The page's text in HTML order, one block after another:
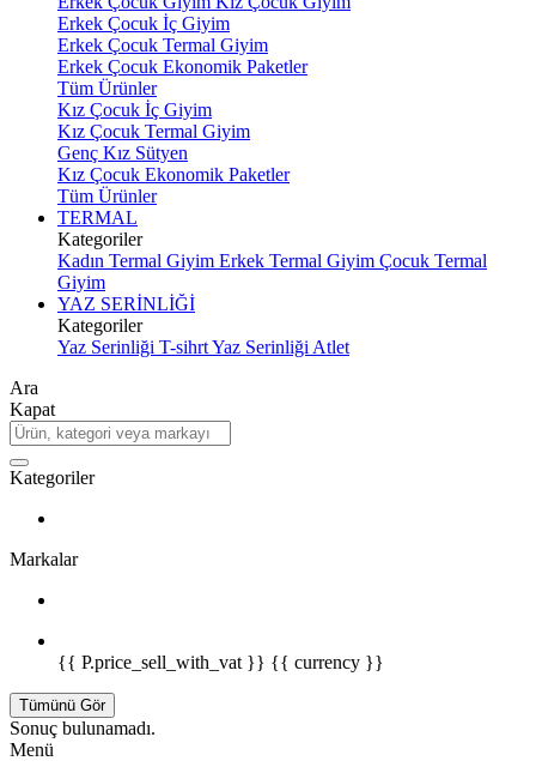
Erkek Çocuk İç Giyim
Erkek Çocuk Termal Giyim
Erkek Çocuk Ekonomik Paketler
Tüm Ürünler
Kız Çocuk İç Giyim
Kız Çocuk Termal Giyim
Genç Kız Sütyen
Kız Çocuk Ekonomik Paketler
Tüm Ürünler
TERMAL
Kategoriler
Kadın Termal Giyim Erkek Termal Giyim Çocuk Termal
Giyim
YAZ SERİNLİĞİ
Kategoriler
Yaz Serinliği T-sihrtYaz Serinliği Atlet
Ara
Kapat
Kategoriler
Markalar
{{ P.price_sell_with_vat }} {{ currency }}
Tümünü Gör
Sonuç bulunamadı.
Menü